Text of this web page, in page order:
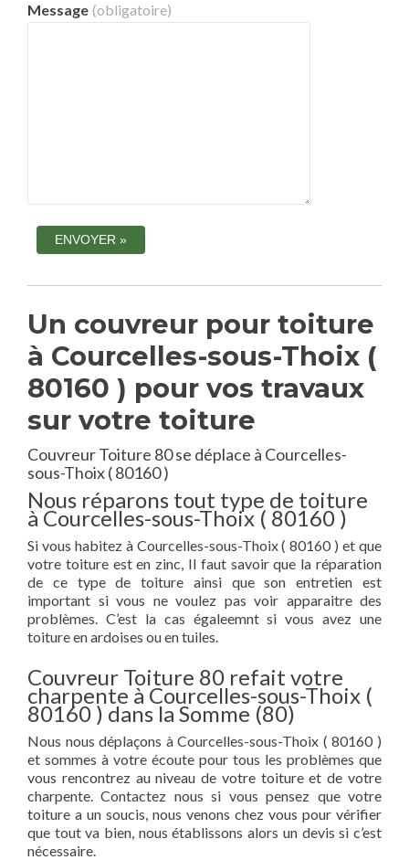
Message (obligatoire)
Un couvreur pour toiture
à Courcelles-sous-Thoix (
80160 ) pour vos travaux
sur votre toiture
Couvreur Toiture 80 se déplace à Courcelles-
sous-Thoix ( 80160 )
Nous réparons tout type de toiture
à Courcelles-sous-Thoix ( 80160 )
Si vous habitez à Courcelles-sous-Thoix ( 80160 ) et que
votre toiture est en zinc, Il faut savoir que la réparation
de ce type de toiture ainsi que son entretien est
important si vous ne voulez pas voir apparaitre des
problèmes. C’est la cas égaleemnt si vous avez une
toiture en ardoises ou en tuiles.
Couvreur Toiture 80 refait votre
charpente à Courcelles-sous-Thoix (
80160 ) dans la Somme (80)
Nous nous déplaçons à Courcelles-sous-Thoix ( 80160 )
et sommes à votre écoute pour tous les problèmes que
vous rencontrez au niveau de votre toiture et de votre
charpente. Contactez nous si vous pensez que votre
toiture a un soucis, nous venons chez vous pour vérifier
que tout va bien, nous établissons alors un devis si c’est
nécessaire.